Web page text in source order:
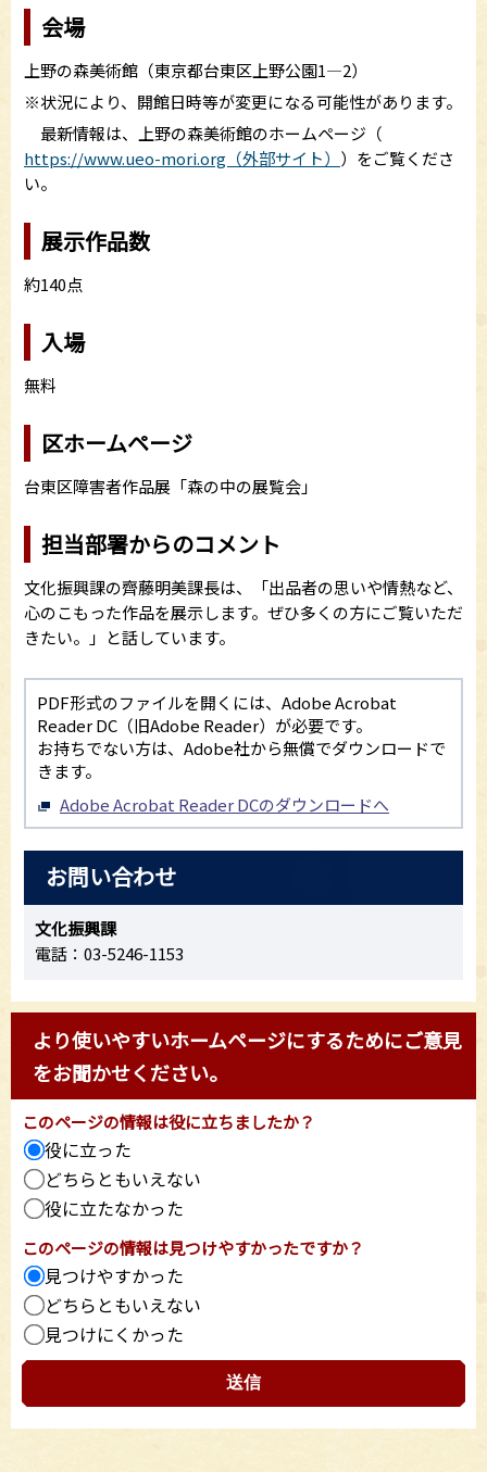
会場
上野の森美術館（東京都台東区上野公園1—2）
※状況により、開館日時等が変更になる可能性があります。
最新情報は、上野の森美術館のホームページ（
https://www.ueo-mori.org（外部サイト） ）をご覧くださ
い。
展示作品数
約140点
入場
無料
区ホームページ
台東区障害者作品展「森の中の展覧会」
担当部署からのコメント
文化振興課の齊藤明美課長は、「出品者の思いや情熱など、
心のこもった作品を展示します。ぜひ多くの方にご覧いただ
きたい。」と話しています。
PDF形式のファイルを開くには、Adobe Acrobat
Reader DC（旧Adobe Reader）が必要です。
お持ちでない方は、Adobe社から無償でダウンロードで
きます。
Adobe Acrobat Reader DCのダウンロードへ
お問い合わせ
文化振興課
電話：03-5246-1153
より使いやすいホームページにするためにご意見
をお聞かせください。
このページの情報は役に立ちましたか？
役に立った
どちらともいえない
役に立たなかった
このページの情報は見つけやすかったですか？
見つけやすかった
どちらともいえない
見つけにくかった